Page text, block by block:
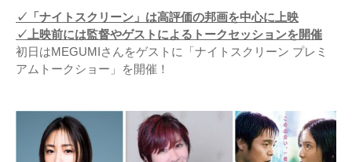
✓「ナイトスクリーン」は高評価の邦画を中心に上映
✓上映前には監督やゲストによるトークセッションを開催
初日はMEGUMIさんをゲストに「ナイトスクリーン プレミ
アムトークショー」を開催！